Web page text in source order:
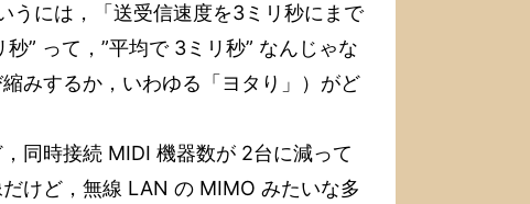
うには，「送受信速度を3ミリ秒にまで
” って，”平均で 3ミリ秒” なんじゃな
みするか，いわゆる「ヨタり」）がど
同時接続 MIDI 機器数が 2台に減って
けど，無線 LAN の MIMO みたいな多